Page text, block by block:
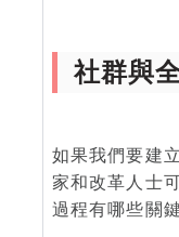
社群與
如果我們要建
家和改革人士
過程有哪些關